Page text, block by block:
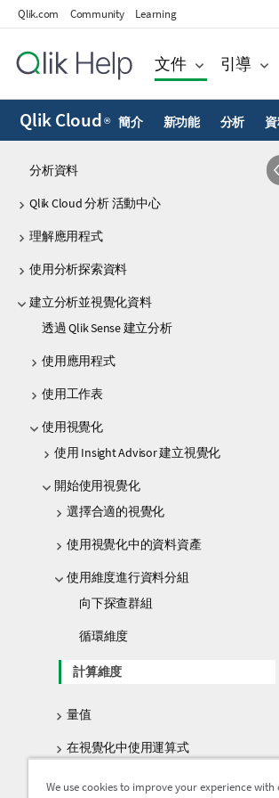
Qlik.com Community Learning
文件 引導
Qlik Cloud ® 簡介 新功能 分析
分析資料
Qlik Cloud 分析 活動中心
理解應用程式
使用分析探索資料
建立分析並視覺化資料
透過 Qlik Sense 建立分析
使用應用程式
使用工作表
使用視覺化
使用 Insight Advisor 建立視覺化
開始使用視覺化
選擇合適的視覺化
使用視覺化中的資料資產
使用維度進行資料分組
向下探查群組
循環維度
計算維度
量值
在視覺化中使用運算式
透過主項目重複使用資產
We use cookies to improve your experience